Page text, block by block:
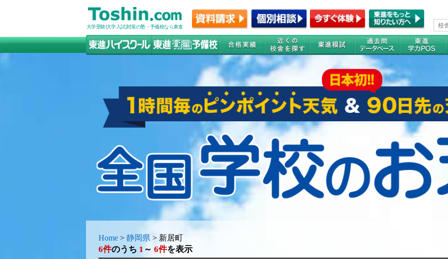
大学受験(大学入試)対策の塾・予備校なら東進
Home > 静岡県 > 新居町
6件のうち 1 ～ 6件を表示